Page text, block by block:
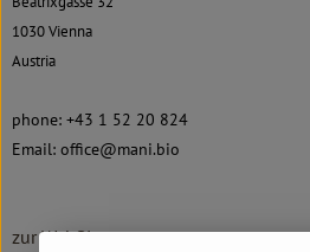
1030Vienna
Austria
phone: +43 1 52 20 824
Email: office@mani.bio
zur WebSite